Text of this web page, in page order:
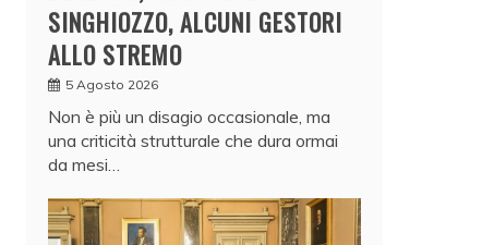
SINGHIOZZO, ALCUNI GESTORI
ALLO STREMO
5 Agosto 2026
Non è più un disagio occasionale, ma
una criticità strutturale che dura ormai
da mesi…